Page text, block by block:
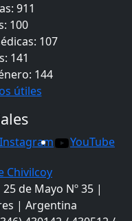
911
100
107
141
144
útiles
Instagram YouTube
de Mayo Nº 35 |
| Argentina